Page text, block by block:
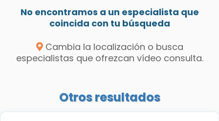
No encontramos a un especialista que
coincida con tu búsqueda
Cambia la localización o busca
especialistas que ofrezcan vídeo consulta.
Otros resultados